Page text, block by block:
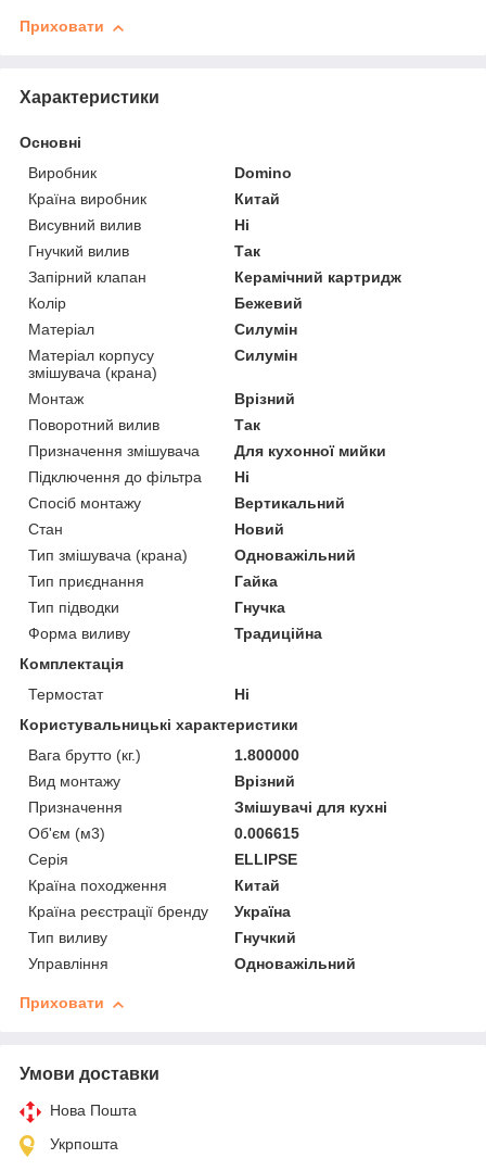
Приховати
Характеристики
Основні
Виробник
Domino
Країна виробник
Китай
Висувний вилив
Ні
Гнучкий вилив
Так
Запірний клапан
Керамічний картридж
Колір
Бежевий
Матеріал
Силумін
Матеріал корпусу
змішувача (крана)
Силумін
Монтаж
Врізний
Поворотний вилив
Так
Призначення змішувача
Для кухонної мийки
Підключення до фільтра
Ні
Спосіб монтажу
Вертикальний
Стан
Новий
Тип змішувача (крана)
Одноважільний
Тип приєднання
Гайка
Тип підводки
Гнучка
Форма виливу
Традиційна
Комплектація
Термостат
Ні
Користувальницькі характеристики
Вага брутто (кг.)
1.800000
Вид монтажу
Врізний
Призначення
Змішувачі для кухні
Об'єм (м3)
0.006615
Серія
ELLIPSE
Країна походження
Китай
Країна реєстрації бренду
Україна
Тип виливу
Гнучкий
Управління
Одноважільний
Приховати
Умови доставки
Нова Пошта
Укрпошта